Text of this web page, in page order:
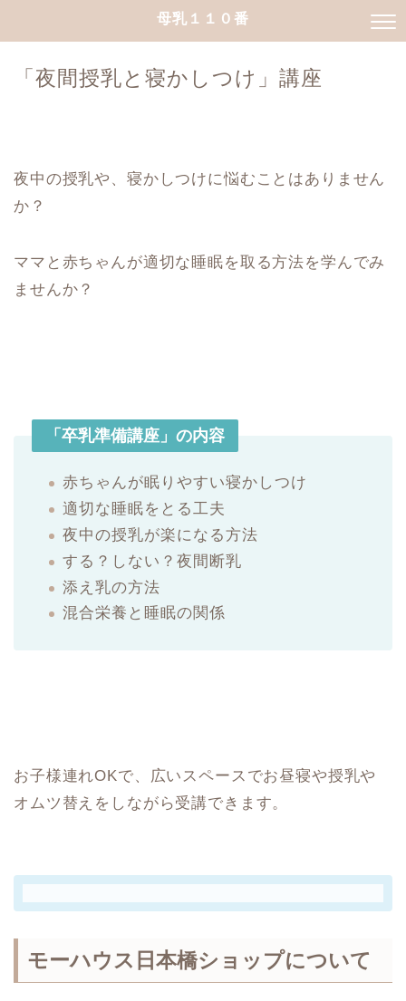
母乳１１０番
「夜間授乳と寝かしつけ」講座
夜中の授乳や、寝かしつけに悩むことはありません
か？
ママと赤ちゃんが適切な睡眠を取る方法を学んでみ
ませんか？
「卒乳準備講座」の内容
赤ちゃんが眠りやすい寝かしつけ
適切な睡眠をとる工夫
夜中の授乳が楽になる方法
する？しない？夜間断乳
添え乳の方法
混合栄養と睡眠の関係
お子様連れOKで、広いスペースでお昼寝や授乳や
オムツ替えをしながら受講できます。
モーハウス日本橋ショップについて